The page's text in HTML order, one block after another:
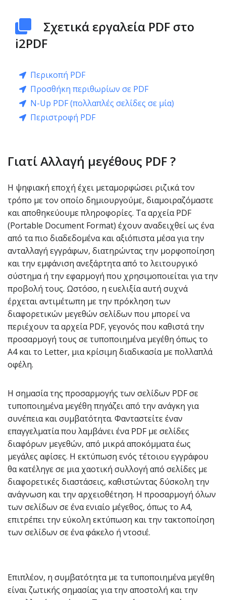
Σχετικά εργαλεία PDF στο
i2PDF
Περικοπή PDF
Προσθήκη περιθωρίων σε PDF
N-Up PDF (πολλαπλές σελίδες σε μία)
Περιστροφή PDF
Γιατί Αλλαγή μεγέθους PDF ?
Η ψηφιακή εποχή έχει μεταμορφώσει ριζικά τον
τρόπο με τον οποίο δημιουργούμε, διαμοιραζόμαστε
και αποθηκεύουμε πληροφορίες. Τα αρχεία PDF
(Portable Document Format) έχουν αναδειχθεί ως ένα
από τα πιο διαδεδομένα και αξιόπιστα μέσα για την
ανταλλαγή εγγράφων, διατηρώντας την μορφοποίηση
και την εμφάνιση ανεξάρτητα από το λειτουργικό
σύστημα ή την εφαρμογή που χρησιμοποιείται για την
προβολή τους. Ωστόσο, η ευελιξία αυτή συχνά
έρχεται αντιμέτωπη με την πρόκληση των
διαφορετικών μεγεθών σελίδων που μπορεί να
περιέχουν τα αρχεία PDF, γεγονός που καθιστά την
προσαρμογή τους σε τυποποιημένα μεγέθη όπως το
A4 και το Letter, μια κρίσιμη διαδικασία με πολλαπλά
οφέλη.
Η σημασία της προσαρμογής των σελίδων PDF σε
τυποποιημένα μεγέθη πηγάζει από την ανάγκη για
συνέπεια και συμβατότητα. Φανταστείτε έναν
επαγγελματία που λαμβάνει ένα PDF με σελίδες
διαφόρων μεγεθών, από μικρά αποκόμματα έως
μεγάλες αφίσες. Η εκτύπωση ενός τέτοιου εγγράφου
θα κατέληγε σε μια χαοτική συλλογή από σελίδες με
διαφορετικές διαστάσεις, καθιστώντας δύσκολη την
ανάγνωση και την αρχειοθέτηση. Η προσαρμογή όλων
των σελίδων σε ένα ενιαίο μέγεθος, όπως το A4,
επιτρέπει την εύκολη εκτύπωση και την τακτοποίηση
των σελίδων σε ένα φάκελο ή ντοσιέ.
Επιπλέον, η συμβατότητα με τα τυποποιημένα μεγέθη
είναι ζωτικής σημασίας για την αποστολή και την